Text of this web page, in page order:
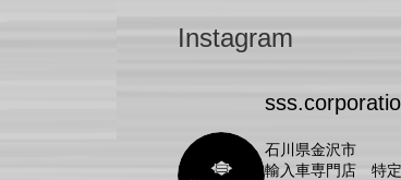
Instagram
石川県金沢市
輸入車専門店 特定